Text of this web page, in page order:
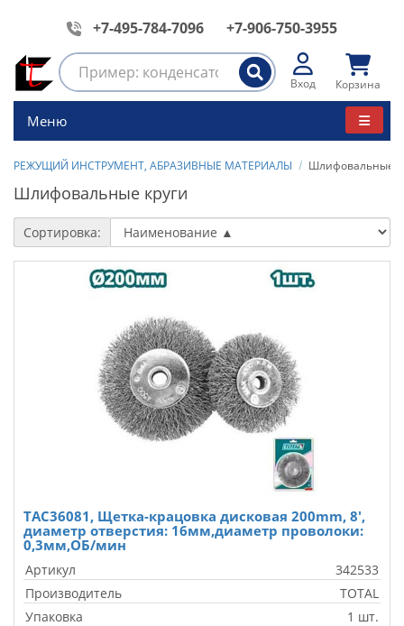
+7-495-784-7096 +7-906-750-3955
Вход Корзина
Меню
РЕЖУЩИЙ ИНСТРУМЕНТ, АБРАЗИВНЫЕ МАТЕРИАЛЫ Шлифовальные
Шлифовальные круги
Сортировка:
TAC36081, Щетка-крацовка дисковая 200mm, 8',
диаметр отверстия: 16мм,диаметр проволоки:
0,3мм,ОБ/мин
Артикул
342533
Производитель
TOTAL
Упаковка
1 шт.